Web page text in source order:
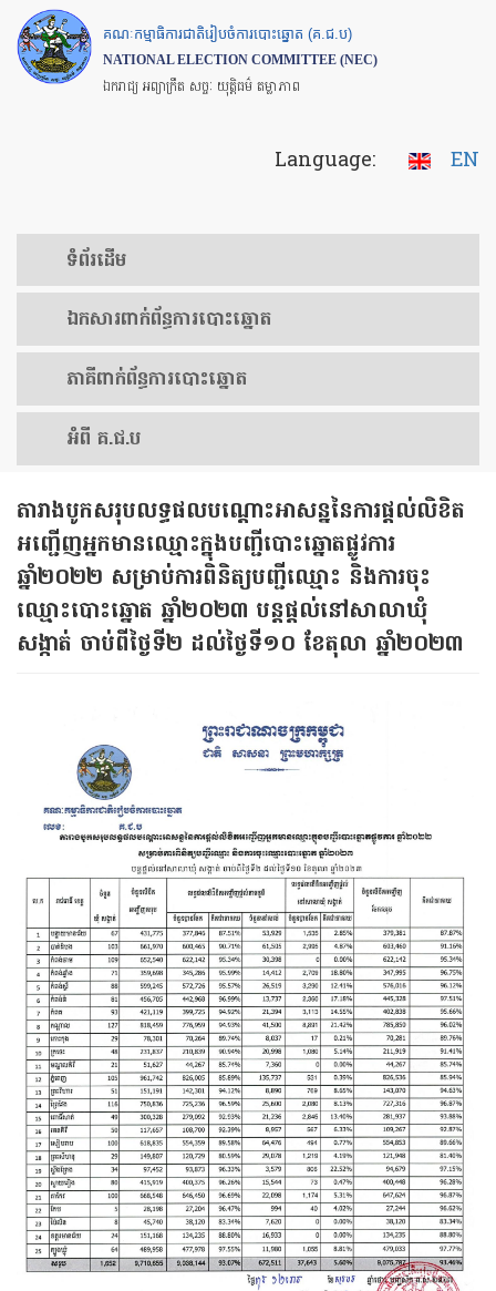
Skip
to
main
គណៈកម្មាធិការជាតិរៀបចំការបោះឆ្នោត (គ.ជ.ប)
NATIONAL ELECTION COMMITTEE (NEC)
ឯករាជ្យ អព្យាក្រឹត សច្ចៈ យុត្តិធម៌ តម្លាភាព
Language: EN
ទំព័រ​ដើម
ឯកសារ​ពាក់ព័ន្ធ​ការ​បោះឆ្នោត
​ភាគីពាក់ព័ន្ធ​​ការ​បោះឆ្នោត
អំពី គ.ជ.ប
តារាងបូកសរុបលទ្ធផលបណ្តោះអាសន្ននៃការផ្តល់លិខិត
អញ្ជើញអ្នកមានឈ្មោះក្នុងបញ្ជីបោះឆ្នោតផ្លូវការ
ឆ្នាំ២០២២ សម្រាប់ការពិនិត្យបញ្ជីឈ្មោះ និងការចុះ
ឈ្មោះបោះឆ្នោត ឆ្នាំ២០២៣ បន្តផ្តល់នៅសាលាឃុំ
សង្កាត់ ចាប់ពីថ្ងៃទី២ ដល់ថ្ងៃទី១០ ខែតុលា ឆ្នាំ២០២៣